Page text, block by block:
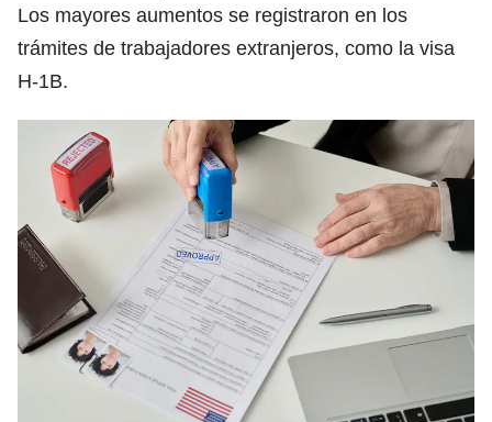
Los mayores aumentos se registraron en los
trámites de trabajadores extranjeros, como la visa
H-1B.